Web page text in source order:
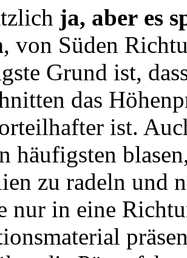
ja, aber es
, von Süden
Grund ist,
das
ist.
häufigsten
zu radeln und
nur in eine